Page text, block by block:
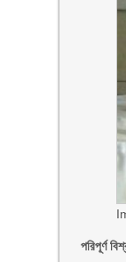
পরিপূর্ণ